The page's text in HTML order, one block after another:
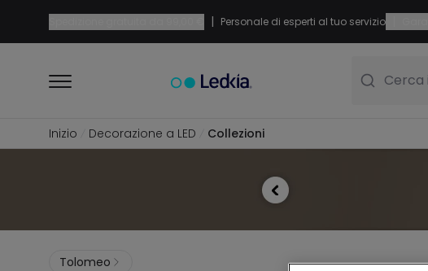
| Personale di esperti al tuo servizio
Inizio Decorazione a LED Collezioni
Tolomeo